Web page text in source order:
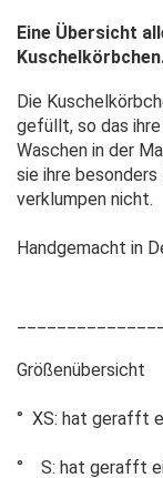
Eine Übersicht
Die
gefüllt, so das
Waschen in der
sie ihre
verklumpen nicht.
Handgemacht in
Größenübersicht
° XS: hat gerafft
° S: hat gerafft